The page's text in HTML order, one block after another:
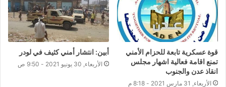
قوة عسكرية تابعة للحزام الأمني
تمنع اقامة فعالية اشهار مجلس
انقاذ عدن والجنوب
الأربعاء, 31 مارس 2021 - 8:18 م
أبين: انتشار أمني كثيف في لودر
الأربعاء, 30 يونيو 2021 - 9:50 ص